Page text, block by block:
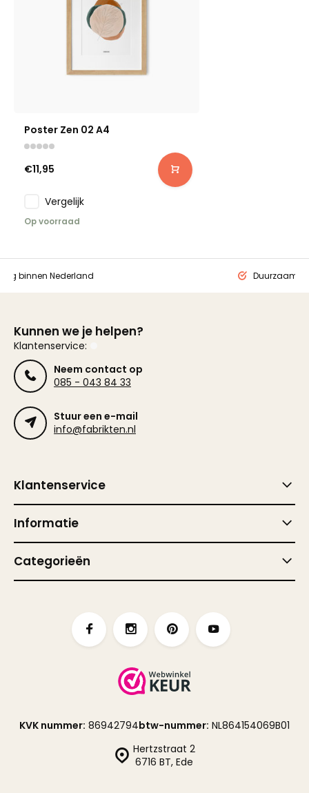
Poster Zen 02 A4
€11,95
Vergelijk
Op voorraad
binnen Nederland Duurzaam
Kunnen we je helpen?
Klantenservice:
Neem contact op
085 - 043 84 33
Stuur een e-mail
info@fabrikten.nl
Klantenservice
Informatie
Categorieën
Hertzstraat 2
6716 BT, Ede
KVK nummer: 86942794btw-nummer: NL864154069B01